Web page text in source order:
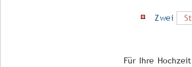
Zwei
Für Ihre